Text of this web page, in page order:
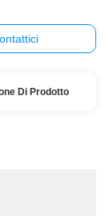
Di Prodotto